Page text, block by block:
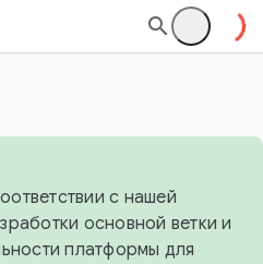
с нашей
основной ветки и
платформы для